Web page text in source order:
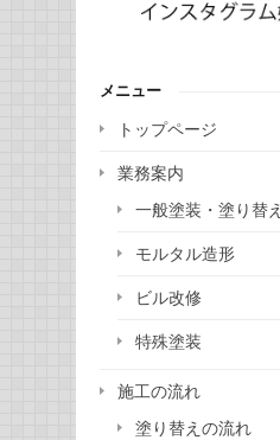
メニュー
トップページ
業務案内
一般塗装・塗り替え
モルタル造形
ビル改修
特殊塗装
施工の流れ
塗り替えの流れ